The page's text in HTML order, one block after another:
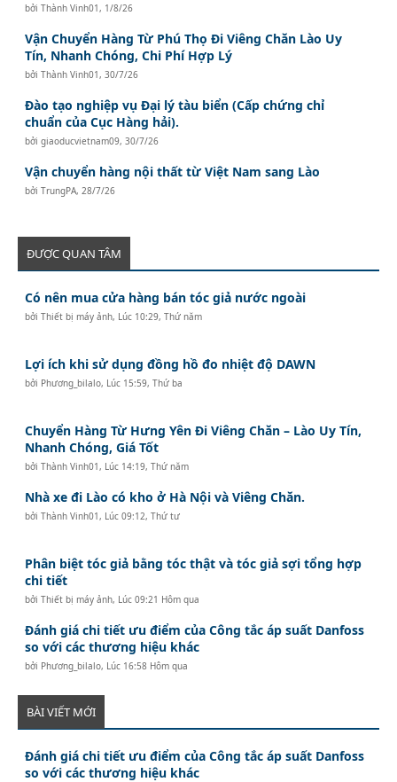
bởiThành Vinh01 , 1/8/26
Vận Chuyển Hàng Từ Phú Thọ Đi Viêng Chăn Lào Uy
Tín, Nhanh Chóng, Chi Phí Hợp Lý
bởiThành Vinh01 ,30/7/26
Đào tạo nghiệp vụ Đại lý tàu biển (Cấp chứng chỉ
chuẩn của Cục Hàng hải).
bởigiaoducvietnam09,30/7/26
Vận chuyển hàng nội thất từ Việt Nam sang Lào
bởiTrungPA, 28/7/26
ĐƯỢC QUAN TÂM
Có nên mua cửa hàng bán tóc giả nước ngoài
bởiThiết bị máy ảnh, Lúc 10:29, Thứ năm
Lợi ích khi sử dụng đồng hồ đo nhiệt độ DAWN
bởi Phương_bilalo, Lúc 15:59, Thứ ba
Chuyển Hàng Từ Hưng Yên Đi Viêng Chăn – Lào Uy Tín,
Nhanh Chóng, Giá Tốt
bởiThành Vinh01 , Lúc 14:19, Thứ năm
Nhà xe đi Lào có kho ở Hà Nội và Viêng Chăn.
bởiThành Vinh01 , Lúc 09:12, Thứ tư
Phân biệt tóc giả bằng tóc thật và tóc giả sợi tổng hợp
chi tiết
bởiThiết bị máy ảnh, Lúc 09:21 Hôm qua
Đánh giá chi tiết ưu điểm của Công tắc áp suất Danfoss
so với các thương hiệu khác
bởi Phương_bilalo, Lúc 16:58 Hôm qua
BÀI VIẾT MỚI
Đánh giá chi tiết ưu điểm của Công tắc áp suất Danfoss
so với các thương hiệu khác